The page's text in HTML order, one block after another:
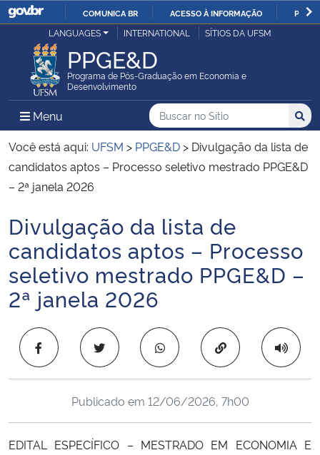
IR
O
COMUNICA BR ACESSO À INFORMAÇÃO
Ministério da Justiça e Segurança Pública
Ministério da Defesa
Ministério das Relações Exteriores
Ministério da Economia
Ministério da Infraestrutura
Ministério da Agricultura, Pecuária e Abastecimento
Ministério da Educação
Ministério da Cidadania
Ministério da Saúde
Ministério de Minas e Energia
Ministério da Ciência, Tecnologia, Inovações e Comunicações
LANGUAGES INTERNATIONAL SÍTIOS DA UFSM
PPGE&D
Programa de Pós-Graduação em Economia e
Desenvolvimento
Menu Menu Principal do Sítio
Busca
Buscar no no Sítio
Busca:
Você está aqui: UFSM > PPGE&D > Divulgação da lista de
candidatos aptos – Processo seletivo mestrado PPGE&D
– 2ª janela 2026
Início do conteúdo
Divulgação da lista de
candidatos aptos – Processo
seletivo mestrado PPGE&D –
2ª janela 2026
Copiar para área
Publicado em 12/06/2026, 7h00
EDITAL ESPECÍFICO – MESTRADO EM ECONOMIA E